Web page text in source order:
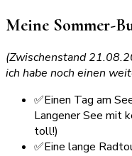
Meine Sommer-
(Zwischenstand
ich habe noch einen
✅Einen Tag am
Langener See mit
toll!)
✅Eine lange